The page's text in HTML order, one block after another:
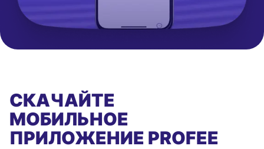
СКАЧАЙТЕ
МОБИЛЬНОЕ
ПРИЛОЖЕНИЕ PROFEE